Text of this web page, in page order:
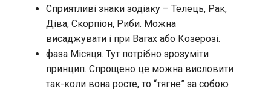
Сприятливі знаки зодіаку – Телець, Рак,
Діва, Скорпіон, Риби. Можна
висаджувати і при Вагах або Козерозі.
фаза Місяця. Тут потрібно зрозуміти
принцип. Спрощено це можна висловити
так-коли вона росте, то “тягне” за собою